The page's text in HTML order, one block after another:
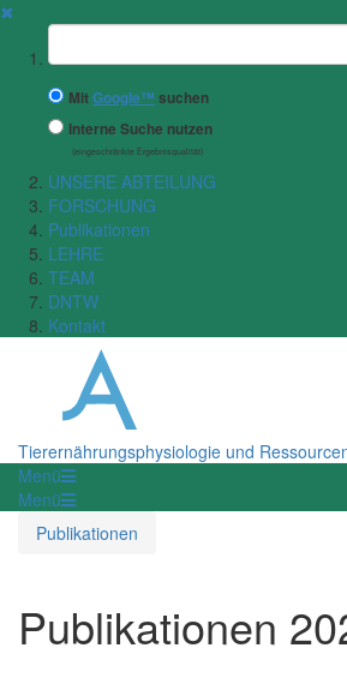
✖
Suchbegriff
MitGoogle™ suchen
Interne Suche nutzen
(eingeschränkte Ergebnisqualität)
UNSERE ABTEILUNG
FORSCHUNG
Publikationen
LEHRE
TEAM
DNTW
Kontakt
Tierernährungsphysiologie und
Menü
Menü
Publikationen
Publikationen